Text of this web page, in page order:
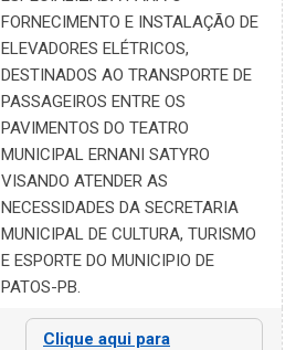
FORNECIMENTO E INSTALAÇÃO DE
ELEVADORES ELÉTRICOS,
DESTINADOS AO TRANSPORTE DE
PASSAGEIROS ENTRE OS
PAVIMENTOS DO TEATRO
MUNICIPAL ERNANI SATYRO
VISANDO ATENDER AS
NECESSIDADES DA SECRETARIA
MUNICIPAL DE CULTURA, TURISMO
E ESPORTE DO MUNICIPIO DE
PATOS-PB.
Clique aqui para